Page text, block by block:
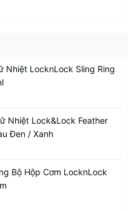
Nhiệt LocknLock Sling Ring
Nhiệt Lock&Lock Feather
Đen / Xanh
Bộ Hộp Cơm LocknLock